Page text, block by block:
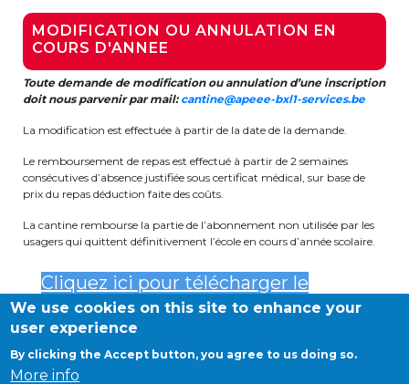
+32 (0)2 373 87 68
casiers@apeee-bxl1-services.be
BE52 3101 4777 1809
Natation (toutes les écoles)
+32 (0)2 375 31 35
natation@apeee-bxl1-services.be
Transport
+32 (0)2 374 70 46
MODIFICATION OU ANNULATION EN
COURS D'ANNEE
Toute demande de modification ou annulation d’une inscription
doit nous parvenir par mail: cantine@apeee-bxl1-services.be
La modification est effectuée à partir de la date de la demande.
Le remboursement de repas est effectué à partir de 2 semaines
consécutives d’absence justifiée sous certificat médical, sur base de
prix du repas déduction faite des coûts.
La cantine rembourse la partie de l’abonnement non utilisée par les
usagers qui quittent définitivement l’école en cours d’année scolaire.
Cliquez ici pour télécharger le
formulaire de remboursement
©APEEE SERVICES
We use cookies on this site to enhance your
user experience
By clicking the Accept button, you agree to us doing so.
More info